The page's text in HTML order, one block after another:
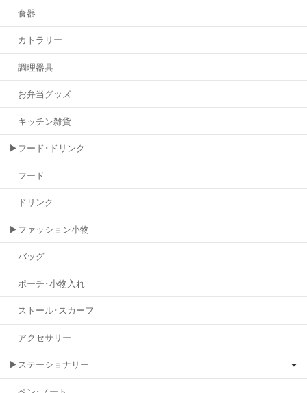
食器
カトラリー
調理器具
お弁当グッズ
キッチン雑貨
▶フード･ドリンク
フード
ドリンク
▶ファッション小物
バッグ
ポーチ･小物入れ
ストール･スカーフ
アクセサリー
▶ステーショナリー